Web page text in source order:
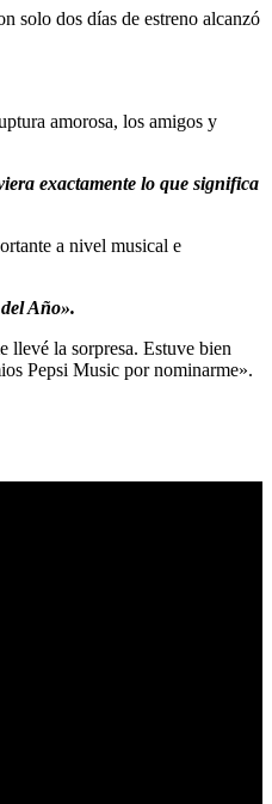
solo dos días de estreno alcanzó
amorosa, los amigos y
exactamente lo que significa
a nivel musical e
Año».
llevé la sorpresa. Estuve bien
Pepsi Music por nominarme».